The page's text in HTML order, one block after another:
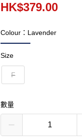
HK$379.00
Colour：Lavender
Size
F
數量